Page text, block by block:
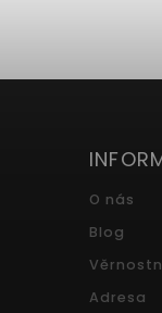
O nás
Blog
Adresa